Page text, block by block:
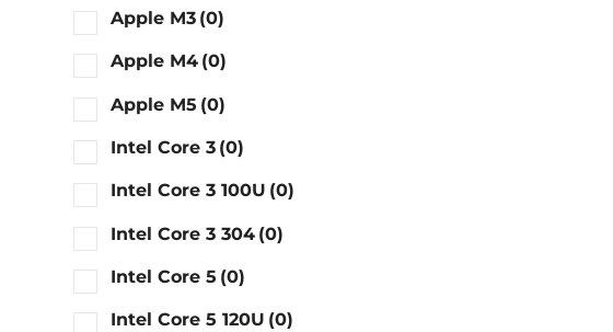
Apple M3 (0)
Apple M4 (0)
Apple M5 (0)
Intel Core 3 (0)
Intel Core 3 100U (0)
Intel Core 3 304 (0)
Intel Core 5 (0)
Intel Core 5 120U (0)